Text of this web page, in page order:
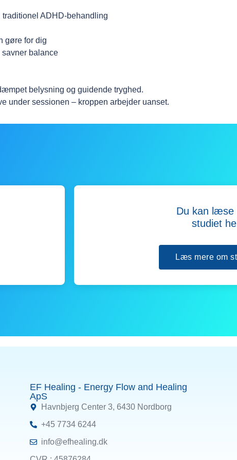
ADHD-behandling
gøre for dig
savner balance
belysning og guidende tryghed.
under sessionen – kroppen arbejder uanset.
Du kan læse
studiet
Læs mere om
EF Healing - Energy Flow and Healing
ApS
Havnbjerg Center 3, 6430 Nordborg
+45 7734 6244
info@efhealing.dk